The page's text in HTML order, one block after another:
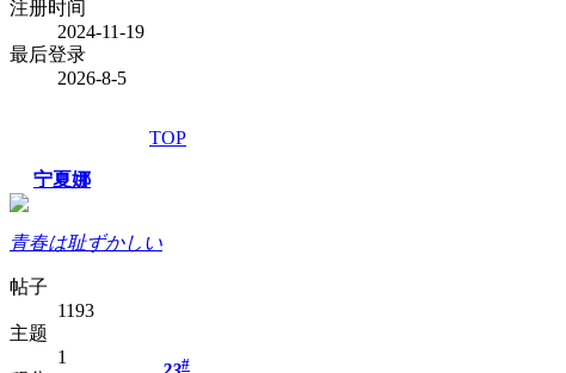
注册时间
2024-11-19
最后登录
2026-8-5
TOP
宁夏娜
青春は耻ずかしい
帖子
1193
主题
1
#